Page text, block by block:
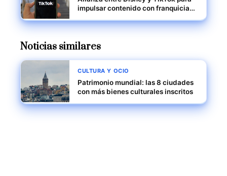
impulsar contenido con franquicias
Noticias similares
CULTURA Y OCIO
Patrimonio mundial: las 8 ciudades
con más bienes culturales inscritos